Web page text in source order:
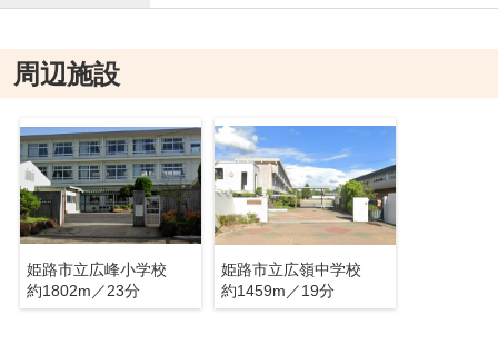
周辺施設
姫路市立広峰小学校
約1802m／23分
姫路市立広嶺中学校
約1459m／19分